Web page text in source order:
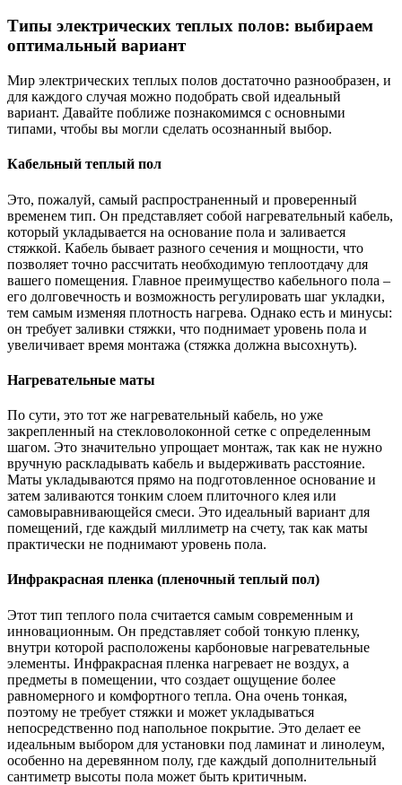
Типы электрических теплых полов: выбираем
оптимальный вариант
Мир электрических теплых полов достаточно разнообразен, и
для каждого случая можно подобрать свой идеальный
вариант. Давайте поближе познакомимся с основными
типами, чтобы вы могли сделать осознанный выбор.
Кабельный теплый пол
Это, пожалуй, самый распространенный и проверенный
временем тип. Он представляет собой нагревательный кабель,
который укладывается на основание пола и заливается
стяжкой. Кабель бывает разного сечения и мощности, что
позволяет точно рассчитать необходимую теплоотдачу для
вашего помещения. Главное преимущество кабельного пола –
его долговечность и возможность регулировать шаг укладки,
тем самым изменяя плотность нагрева. Однако есть и минусы:
он требует заливки стяжки, что поднимает уровень пола и
увеличивает время монтажа (стяжка должна высохнуть).
Нагревательные маты
По сути, это тот же нагревательный кабель, но уже
закрепленный на стекловолоконной сетке с определенным
шагом. Это значительно упрощает монтаж, так как не нужно
вручную раскладывать кабель и выдерживать расстояние.
Маты укладываются прямо на подготовленное основание и
затем заливаются тонким слоем плиточного клея или
самовыравнивающейся смеси. Это идеальный вариант для
помещений, где каждый миллиметр на счету, так как маты
практически не поднимают уровень пола.
Инфракрасная пленка (пленочный теплый пол)
Этот тип теплого пола считается самым современным и
инновационным. Он представляет собой тонкую пленку,
внутри которой расположены карбоновые нагревательные
элементы. Инфракрасная пленка нагревает не воздух, а
предметы в помещении, что создает ощущение более
равномерного и комфортного тепла. Она очень тонкая,
поэтому не требует стяжки и может укладываться
непосредственно под напольное покрытие. Это делает ее
идеальным выбором для установки под ламинат и линолеум,
особенно на деревянном полу, где каждый дополнительный
сантиметр высоты пола может быть критичным.